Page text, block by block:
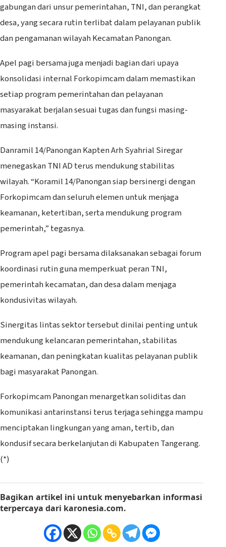
gabungan dari unsur pemerintahan, TNI, dan perangkat
desa, yang secara rutin terlibat dalam pelayanan publik
dan pengamanan wilayah Kecamatan Panongan.
Apel pagi bersama juga menjadi bagian dari upaya
konsolidasi internal Forkopimcam dalam memastikan
setiap program pemerintahan dan pelayanan
masyarakat berjalan sesuai tugas dan fungsi masing-
masing instansi.
Danramil 14/Panongan Kapten Arh Syahrial Siregar
menegaskan TNI AD terus mendukung stabilitas
wilayah. “Koramil 14/Panongan siap bersinergi dengan
Forkopimcam dan seluruh elemen untuk menjaga
keamanan, ketertiban, serta mendukung program
pemerintah,” tegasnya.
Program apel pagi bersama dilaksanakan sebagai forum
koordinasi rutin guna memperkuat peran TNI,
pemerintah kecamatan, dan desa dalam menjaga
kondusivitas wilayah.
Sinergitas lintas sektor tersebut dinilai penting untuk
mendukung kelancaran pemerintahan, stabilitas
keamanan, dan peningkatan kualitas pelayanan publik
bagi masyarakat Panongan.
Forkopimcam Panongan menargetkan soliditas dan
komunikasi antarinstansi terus terjaga sehingga mampu
menciptakan lingkungan yang aman, tertib, dan
kondusif secara berkelanjutan di Kabupaten Tangerang.
(*)
Bagikan artikel ini untuk menyebarkan informasi
terpercaya dari karonesia.com.